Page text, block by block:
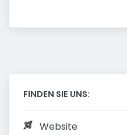
FINDEN SIE UNS:
Website